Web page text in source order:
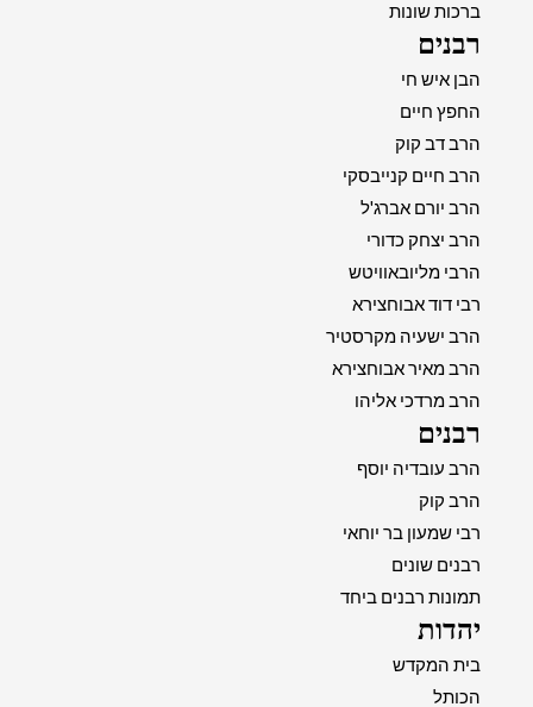
ברכות שונות
רבנים
הבן איש חי
החפץ חיים
הרב דב קוק
הרב חיים קנייבסקי
הרב יורם אברג'ל
הרב יצחק כדורי
הרבי מליובאוויטש
רבי דוד אבוחצירא
הרב ישעיה מקרסטיר
הרב מאיר אבוחצירא
הרב מרדכי אליהו
רבנים
הרב עובדיה יוסף
הרב קוק
רבי שמעון בר יוחאי
רבנים שונים
תמונות רבנים ביחד
יהדות
בית המקדש
הכותל